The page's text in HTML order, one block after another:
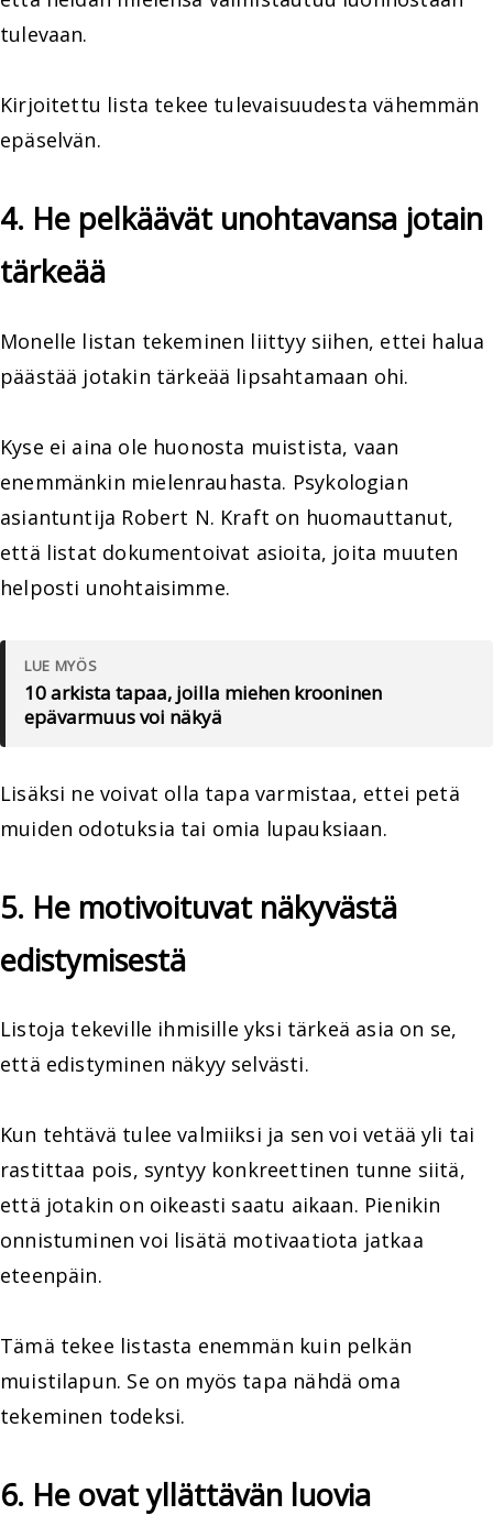
tulevaan.
Kirjoitettu lista tekee tulevaisuudesta vähemmän
epäselvän.
4. He pelkäävät unohtavansa jotain
tärkeää
Monelle listan tekeminen liittyy siihen, ettei halua
päästää jotakin tärkeää lipsahtamaan ohi.
Kyse ei aina ole huonosta muistista, vaan
enemmänkin mielenrauhasta. Psykologian
asiantuntija Robert N. Kraft on huomauttanut,
että listat dokumentoivat asioita, joita muuten
helposti unohtaisimme.
LUE MYÖS
10 arkista tapaa, joilla miehen krooninen
epävarmuus voi näkyä
Lisäksi ne voivat olla tapa varmistaa, ettei petä
muiden odotuksia tai omia lupauksiaan.
5. He motivoituvat näkyvästä
edistymisestä
Listoja tekeville ihmisille yksi tärkeä asia on se,
että edistyminen näkyy selvästi.
Kun tehtävä tulee valmiiksi ja sen voi vetää yli tai
rastittaa pois, syntyy konkreettinen tunne siitä,
että jotakin on oikeasti saatu aikaan. Pienikin
onnistuminen voi lisätä motivaatiota jatkaa
eteenpäin.
Tämä tekee listasta enemmän kuin pelkän
muistilapun. Se on myös tapa nähdä oma
tekeminen todeksi.
6. He ovat yllättävän luovia